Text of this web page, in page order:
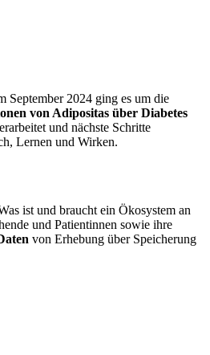
2024 ging es um die
von Adipositas über Diabetes
und nächste Schritte
Lernen und Wirken.
ist und braucht ein Ökosystem an
und Patientinnen sowie ihre
von Erhebung über Speicherung